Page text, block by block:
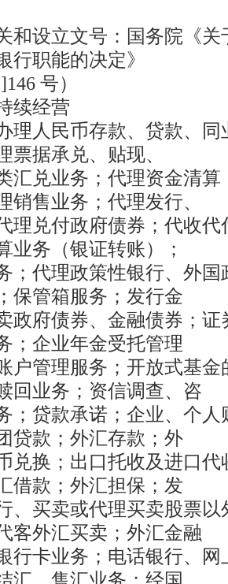
和设立文号：国务院《关
行职能的决定》
号）
续经营
理人民币存款、贷款、同
票据承兑、贴现、
汇兑业务；代理资金清算
销售业务；代理发行、
理兑付政府债券；代收代
业务（银证转账）；
；代理政策性银行、外国
保管箱服务；发行金
政府债券、金融债券；证
；企业年金受托管理
户管理服务；开放式基金
回业务；资信调查、咨
；贷款承诺；企业、个人
贷款；外汇存款；外
兑换；出口托收及进口代
借款；外汇担保；发
、买卖或代理买卖股票以
客外汇买卖；外汇金融
行卡业务；电话银行、网